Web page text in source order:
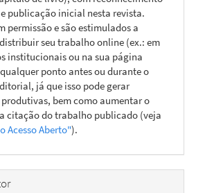
publicação inicial nesta revista.
permissão e são estimulados a
seu trabalho online (ex.: em
institucionais ou na sua página
ponto antes ou durante o
já que isso pode gerar
bem como aumentar o
citação do trabalho publicado (veja
Acesso Aberto").